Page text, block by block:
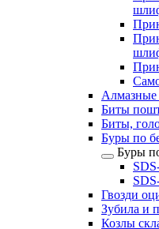
Алмазные
Биты
Биты,
Буры по
Буры
Гвозди
Зубила и
Козлы